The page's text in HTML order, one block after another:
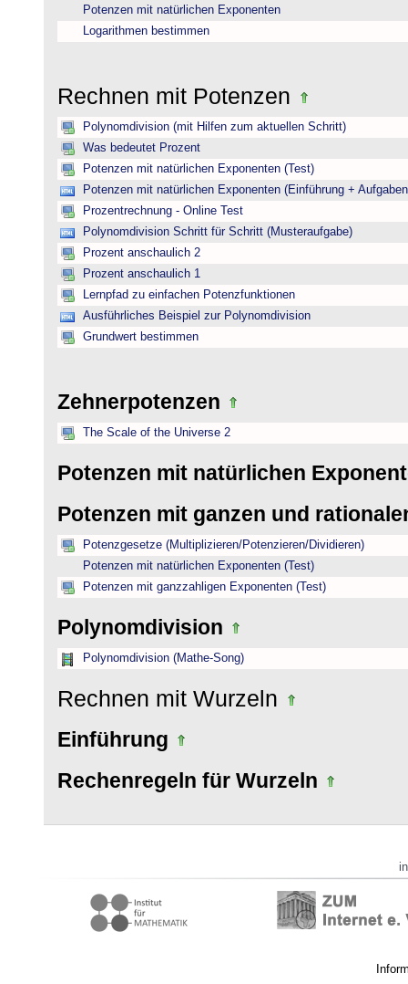
Potenzen mit natürlichen Exponenten
Logarithmen bestimmen
Rechnen mit Potenzen
Polynomdivision (mit Hilfen zum aktuellen Schritt)
Was bedeutet Prozent
Potenzen mit natürlichen Exponenten (Test)
Potenzen mit natürlichen Exponenten (Einführung +
Prozentrechnung - Online Test
Polynomdivision Schritt für Schritt (Musteraufgabe)
Prozent anschaulich 2
Prozent anschaulich 1
Lernpfad zu einfachen Potenzfunktionen
Ausführliches Beispiel zur Polynomdivision
Grundwert bestimmen
Zehnerpotenzen
The Scale of the Universe 2
Potenzen mit natürlichen
Potenzen mit ganzen und
Potenzgesetze (Multiplizieren/Potenzieren/Dividieren)
Potenzen mit natürlichen Exponenten (Test)
Potenzen mit ganzzahligen Exponenten (Test)
Polynomdivision
Polynomdivision (Mathe-Song)
Rechnen mit Wurzeln
Einführung
Rechenregeln für Wurzeln